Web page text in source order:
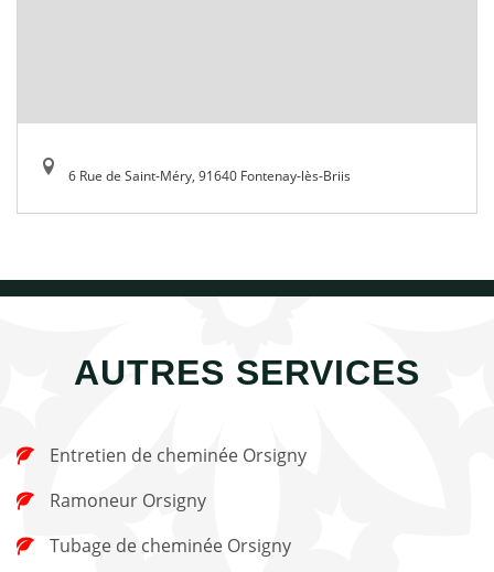
6 Rue de Saint-Méry, 91640 Fontenay-lès-Briis
AUTRES SERVICES
Entretien de cheminée Orsigny
Ramoneur Orsigny
Tubage de cheminée Orsigny